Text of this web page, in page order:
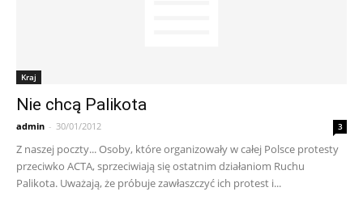
Kraj
Nie chcą Palikota
admin - 30/01/2012 3
Z naszej poczty... Osoby, które organizowały w całej Polsce protesty
przeciwko ACTA, sprzeciwiają się ostatnim działaniom Ruchu
Palikota. Uważają, że próbuje zawłaszczyć ich protest i...